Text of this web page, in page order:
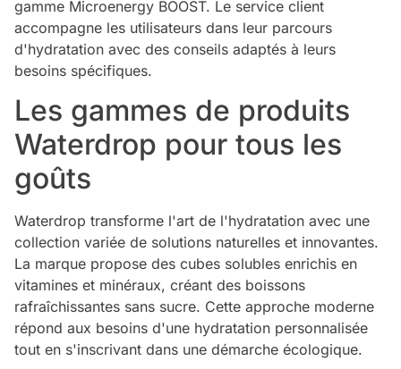
gamme Microenergy BOOST. Le service client
accompagne les utilisateurs dans leur parcours
d'hydratation avec des conseils adaptés à leurs
besoins spécifiques.
Les gammes de produits
Waterdrop pour tous les
goûts
Waterdrop transforme l'art de l'hydratation avec une
collection variée de solutions naturelles et innovantes.
La marque propose des cubes solubles enrichis en
vitamines et minéraux, créant des boissons
rafraîchissantes sans sucre. Cette approche moderne
répond aux besoins d'une hydratation personnalisée
tout en s'inscrivant dans une démarche écologique.